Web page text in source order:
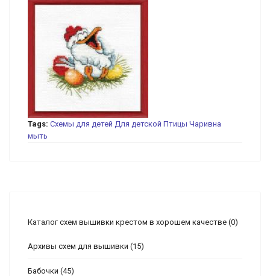
Tags: Схемы для детей Для детской Птицы Чаривна
мыть
Каталог схем вышивки крестом в хорошем качестве (0)
Архивы схем для вышивки (15)
Бабочки (45)